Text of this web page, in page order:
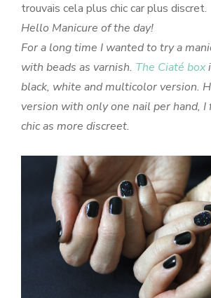
trouvais cela plus chic car plus discret.
Hello Manicure of the day!
For a long time I wanted to try a
with beads as varnish. The Ciaté box
black, white and multicolor version.
version with only one nail per hand, I
chic as more discreet.